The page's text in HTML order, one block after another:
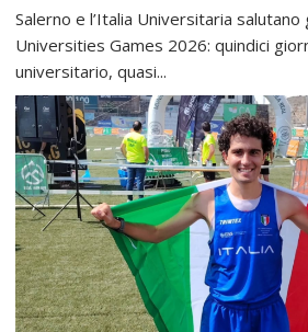
Salerno e l’Italia Universitaria salutano
Universities Games 2026: quindici
universitario, quasi...